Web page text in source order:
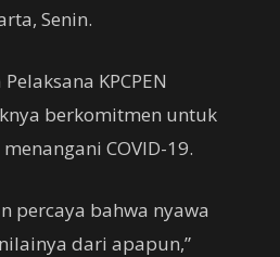
Senin.
KPCPEN
berkomitmen untuk
COVID-19.
percaya bahwa nyawa
dari apapun,”